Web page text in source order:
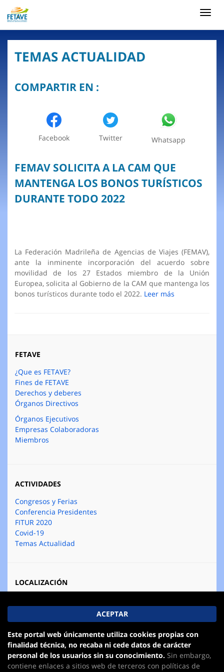
TEMAS ACTUALIDAD
COMPARTIR EN :
Facebook Twitter Whatsapp
FEMAV SOLICITA A LA CAM QUE
MANTENGA LOS BONOS TURÍSTICOS
DURANTE TODO 2022
La Federación Madrileña de Agencias de Viajes (FEMAV),
ante la inminente incorporación del acuerdo sobre
movilidad de los 27 Estados miembro de la Unión
Europea, solicita al Gobierno de la CAM que mantenga los
bonos turísticos durante todo el 2022. Leer más
FETAVE
¿Que es FETAVE?
Fines de FETAVE
Derechos y deberes
Órganos Directivos
Órganos Ejecutivos
Empresas Colaboradoras
Miembros
ACTIVIDADES
Congresos y Ferias
Conferencia Presidentes
FITUR 2020
Covid-19
Temas Actualidad
LOCALIZACIÓN
Tel.: 912 300 787
E-mail:fetave@fetave.es
Federación Empresarial de Asociaciones Territoriales de
Este portal web únicamente utiliza cookies propias con
finalidad técnica, no recaba ni cede datos de carácter
personal de los usuarios sin su conocimiento. Sin embargo,
contiene enlaces a sitios web de terceros con políticas de